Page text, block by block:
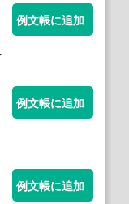
例文帳に追加
例文帳に追加
例文帳に追加